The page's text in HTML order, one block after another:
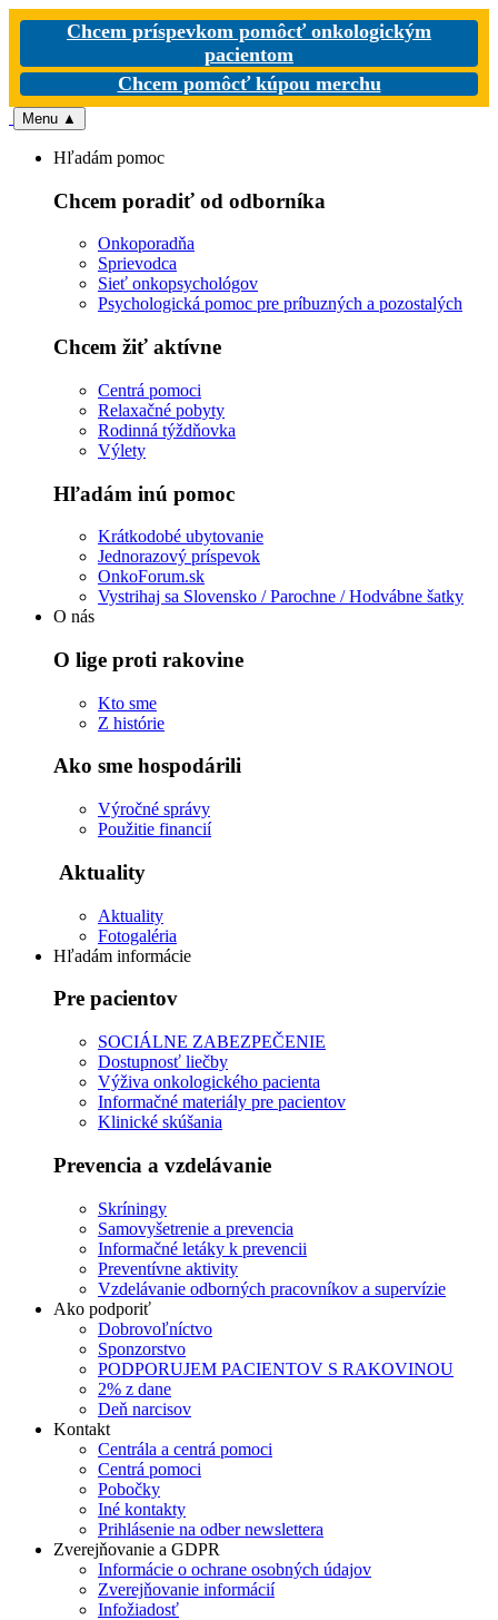
Chcem príspevkom pomôcť onkologickým
pacientom
Chcem pomôcť kúpou merchu
Menu ▲
Hľadám pomoc
Chcem poradiť od odborníka
Onkoporadňa
Sprievodca
Sieť onkopsychológov
Psychologická pomoc pre príbuzných a pozostalých
Chcem žiť aktívne
Centrá pomoci
Relaxačné pobyty
Rodinná týždňovka
Výlety
Hľadám inú pomoc
Krátkodobé ubytovanie
Jednorazový príspevok
OnkoForum.sk
Vystrihaj sa Slovensko / Parochne / Hodvábne šatky
O nás
O lige proti rakovine
Kto sme
Z histórie
Ako sme hospodárili
Výročné správy
Použitie financií
Aktuality
Aktuality
Fotogaléria
Hľadám informácie
Pre pacientov
SOCIÁLNE ZABEZPEČENIE
Dostupnosť liečby
Výživa onkologického pacienta
Informačné materiály pre pacientov
Klinické skúšania
Prevencia a vzdelávanie
Skríningy
Samovyšetrenie a prevencia
Informačné letáky k prevencii
Preventívne aktivity
Vzdelávanie odborných pracovníkov a supervízie
Ako podporiť
Dobrovoľníctvo
Sponzorstvo
PODPORUJEM PACIENTOV S RAKOVINOU
2% z dane
Deň narcisov
Kontakt
Centrála a centrá pomoci
Centrá pomoci
Pobočky
Iné kontakty
Prihlásenie na odber newslettera
Zverejňovanie a GDPR
Informácie o ochrane osobných údajov
Zverejňovanie informácií
Infožiadosť